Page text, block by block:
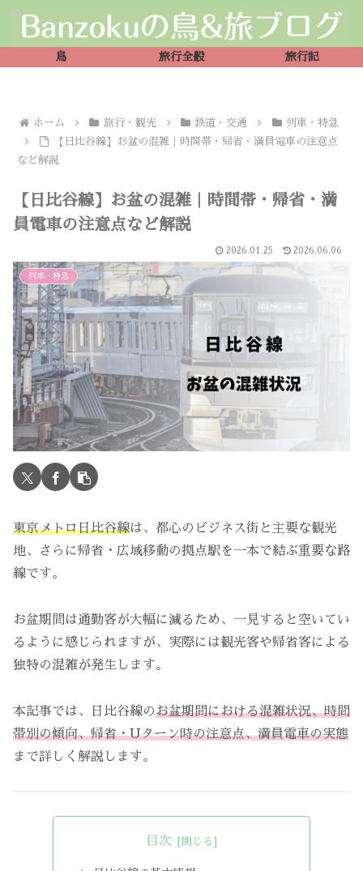
鳥 旅行全般 旅行記
ホーム 旅行・観光 鉄道・交通
列車・特急
【日比谷線】お盆の混雑｜時間帯・帰省・満員電車の注意点
など解説
【日比谷線】お盆の混雑｜時間帯・帰省・満
員電車の注意点など解説
2026.01.25 2026.06.06
列車・特急
東京メトロ日比谷線は、都心のビジネス街と主要な観光
地、さらに帰省・広域移動の拠点駅を一本で結ぶ重要な路
線です。
お盆期間は通勤客が大幅に減るため、一見すると空いてい
るように感じられますが、実際には観光客や帰省客による
独特の混雑が発生します。
本記事では、日比谷線のお盆期間における混雑状況、時間
帯別の傾向、帰省・Uターン時の注意点、満員電車の実態
まで詳しく解説します。
目次